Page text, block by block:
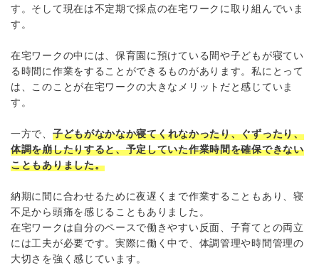
す。そして現在は不定期で採点の在宅ワークに取り組んでいま
す。
在宅ワークの中には、保育園に預けている間や子どもが寝てい
る時間に作業をすることができるものがあります。私にとって
は、このことが在宅ワークの大きなメリットだと感じていま
す。
一方で、 子どもがなかなか寝てくれなかったり、ぐずったり、
体調を崩したりすると、予定していた作業時間を確保できない
こともありました。
納期に間に合わせるために夜遅くまで作業することもあり、寝
不足から頭痛を感じることもありました。
在宅ワークは自分のペースで働きやすい反面、子育てとの両立
には工夫が必要です。実際に働く中で、体調管理や時間管理の
大切さを強く感じています。